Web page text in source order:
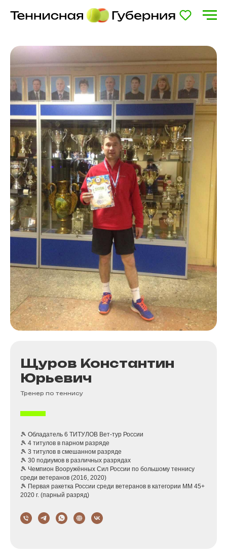
Щуров Константин
Юрьевич
Тренер по теннису
🎾 Обладатель 6 ТИТУЛОВ Вет-тур России
🎾 4 титулов в парном разряде
🎾 3 титулов в смешанном разряде
🎾 30 подиумов в различных разрядах
🎾 Чемпион Вооружённых Сил России по большому теннису
среди ветеранов (2016, 2020)
🎾 Первая ракетка России среди ветеранов в категории ММ 45+
2020 г. (парный разряд)